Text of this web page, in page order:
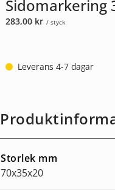
Sidomarkering
283,00 kr / styck
Leverans 4-7 dagar
Storlek mm
70x35x20